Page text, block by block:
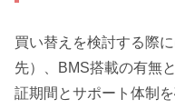
買い替えを検討する際
先）、BMS搭載の有無
証期間とサポート体制